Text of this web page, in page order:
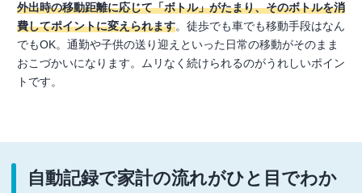
外出時の移動距離に応じて「ボトル」がたまり、そのボトルを消
費してポイントに変えられます。徒歩でも車でも移動手段はなん
でもOK。通勤や子供の送り迎えといった日常の移動がそのまま
おこづかいになります。ムリなく続けられるのがうれしいポイン
トです。
自動記録で家計の流れがひと目でわか